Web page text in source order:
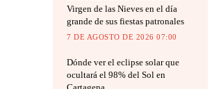
Virgen de las Nieves en el día
grande de sus fiestas patronales
7 DE AGOSTO DE 2026 07:00
Dónde ver el eclipse solar que
ocultará el 98% del Sol en